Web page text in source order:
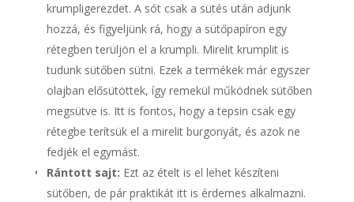
krumpligerezdet. A sót csak a sütés után adjunk
hozzá, és figyeljünk rá, hogy a sütőpapíron egy
rétegben terüljön el a krumpli. Mirelit krumplit is
tudunk sütőben sütni. Ezek a termékek már egyszer
olajban elősütöttek, így remekül működnek sütőben
megsütve is. Itt is fontos, hogy a tepsin csak egy
rétegbe terítsük el a mirelit burgonyát, és azok ne
fedjék el egymást.
Rántott sajt: Ezt az ételt is el lehet készíteni
sütőben, de pár praktikát itt is érdemes alkalmazni.